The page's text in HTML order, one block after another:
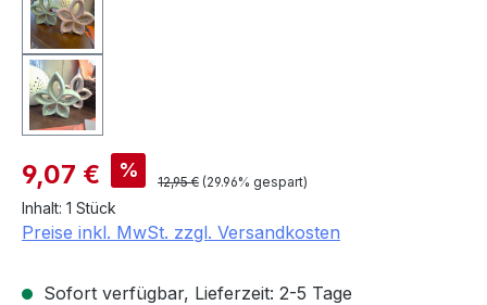
Verkaufspreis:
9,07 € % Regulärer Preis:
12,95 € (29.96% gespart)
Inhalt: 1 Stück
Preise inkl. MwSt. zzgl. Versandkosten
Sofort verfügbar, Lieferzeit: 2-5 Tage